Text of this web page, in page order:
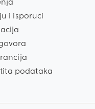
i isporuci
podataka